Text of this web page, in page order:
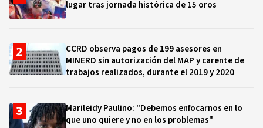
lugar tras jornada histórica de 15 oros
CCRD observa pagos de 199 asesores en
MINERD sin autorización del MAP y carente de
trabajos realizados, durante el 2019 y 2020
Marileidy Paulino: "Debemos enfocarnos en lo
que uno quiere y no en los problemas"